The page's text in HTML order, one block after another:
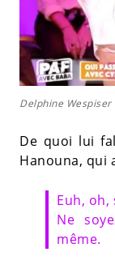
Delphine Wespiser
De quoi lui
Hanouna, qui
Euh, oh,
Ne
même.